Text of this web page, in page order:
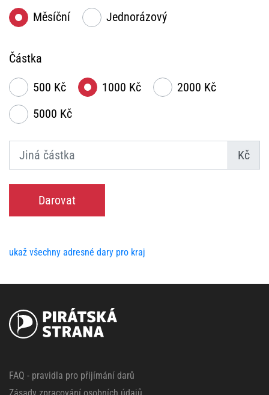
Měsíční
Jednorázový
Částka
500 Kč
1000 Kč
2000 Kč
5000 Kč
Darovat
Kč
ukaž všechny adresné dary pro kraj
FAQ - pravidla pro přijímání darů